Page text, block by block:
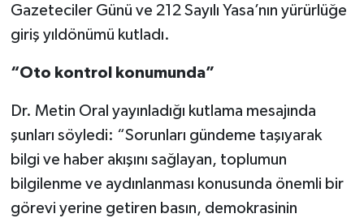
Gazeteciler Günü ve 212 Sayılı Yasa’nın yürürlüğe
giriş yıldönümü kutladı.
“Oto kontrol konumunda”
Dr. Metin Oral yayınladığı kutlama mesajında
şunları söyledi: “Sorunları gündeme taşıyarak
bilgi ve haber akışını sağlayan, toplumun
bilgilenme ve aydınlanması konusunda önemli bir
görevi yerine getiren basın, demokrasinin